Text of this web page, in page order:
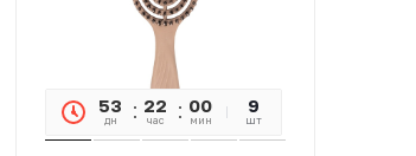
53
дн
22
час
00
мин
21
сек
9
шт